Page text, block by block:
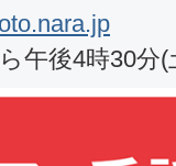
午後4時30分